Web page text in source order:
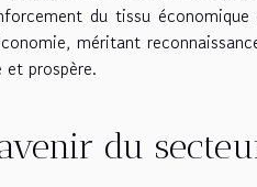
du tissu
méritant
et prospère.
du